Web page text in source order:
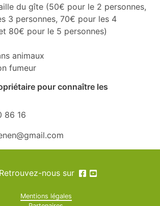
du gîte (50€ pour le 2 personnes,
3 personnes, 70€ pour les 4
80€ pour le 5 personnes)
animaux
fumeur
pour connaître les
86 16
Retrouvez-nous sur
Mentions légales